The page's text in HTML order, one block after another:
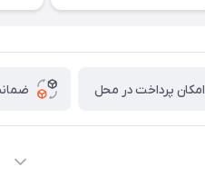
امکان پرداخت در محل